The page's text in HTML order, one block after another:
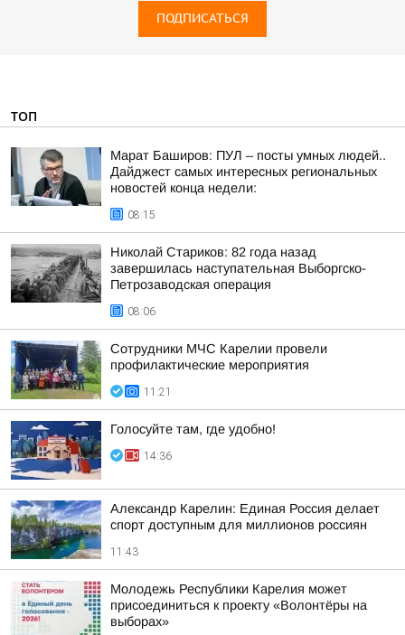
ПОДПИСАТЬСЯ
ТОП
Марат Баширов: ПУЛ – посты умных людей..
Дайджест самых интересных региональных
новостей конца недели:
08:15
Николай Стариков: 82 года назад
завершилась наступательная Выборгско-
Петрозаводская операция
08:06
Сотрудники МЧС Карелии провели
профилактические мероприятия
11:21
Голосуйте там, где удобно!
14:36
Александр Карелин: Единая Россия делает
спорт доступным для миллионов россиян
11:43
Молодежь Республики Карелия может
присоединиться к проекту «Волонтёры на
выборах»